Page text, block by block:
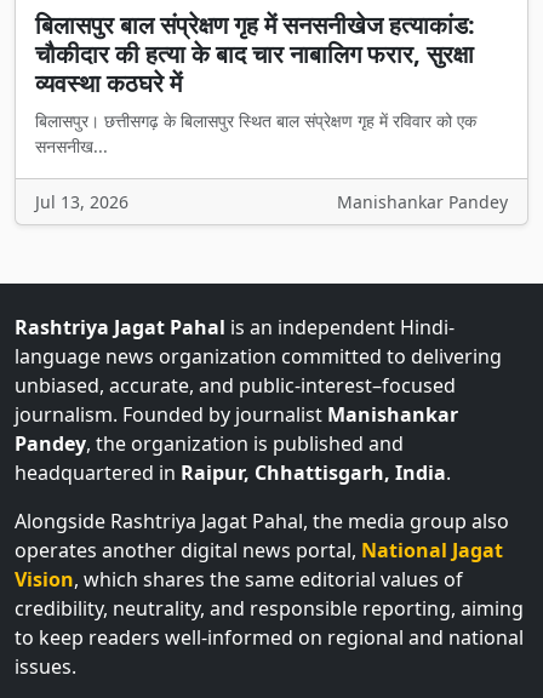
बिलासपुर बाल संप्रेक्षण गृह में सनसनीखेज हत्याकांड:
चौकीदार की हत्या के बाद चार नाबालिग फरार, सुरक्षा
व्यवस्था कठघरे में
बिलासपुर। छत्तीसगढ़ के बिलासपुर स्थित बाल संप्रेक्षण गृह में रविवार को एक
सनसनीख...
Jul 13, 2026 Manishankar Pandey
Rashtriya Jagat Pahal is an independent Hindi-
language news organization committed to delivering
unbiased, accurate, and public-interest–focused
journalism. Founded by journalist Manishankar
Pandey, the organization is published and
headquartered in Raipur, Chhattisgarh, India.
Alongside Rashtriya Jagat Pahal, the media group also
operates another digital news portal, National Jagat
Vision, which shares the same editorial values of
credibility, neutrality, and responsible reporting, aiming
to keep readers well-informed on regional and national
issues.